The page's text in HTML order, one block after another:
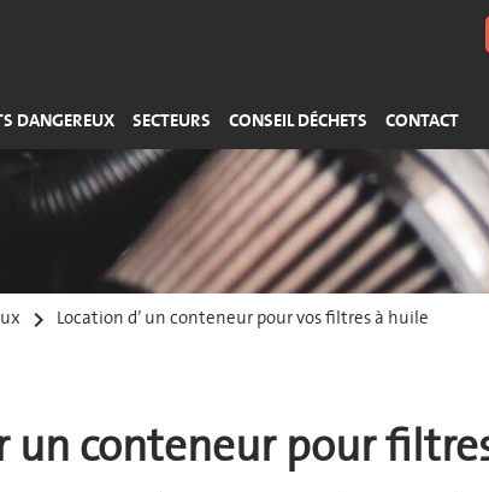
> Plus de flux de déchets
DANGEREUX
> Plus de flux de déchets
SECTEURS CONSEIL DÉCHETS CONTACT
keyboard_arrow_right Location d’ un conteneur pour vos filtres à huile
un conteneur pour